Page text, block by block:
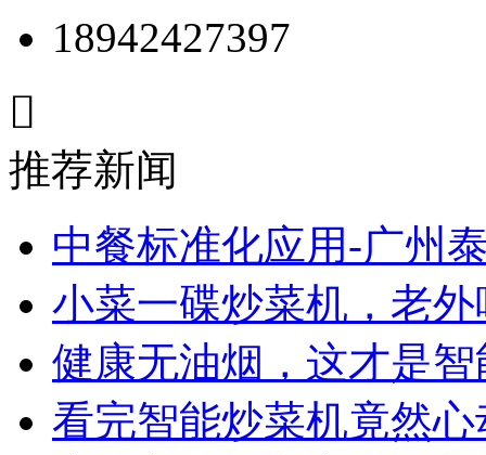
18942427397

推荐新闻
中餐标准化应用-广州
小菜一碟炒菜机，老
健康无油烟，这才是
看完智能炒菜机竟然